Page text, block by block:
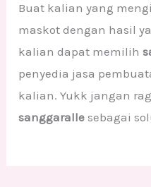
Buat kalian yang
maskot dengan hasil
kalian dapat memilih
penyedia jasa
kalian. Yukk jangan
sanggaralle sebagai